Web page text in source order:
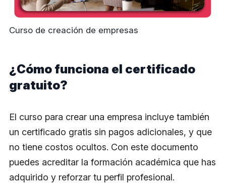
Curso de creación de empresas
¿Cómo funciona el certificado
gratuito?
El curso para crear una empresa incluye también
un certificado gratis sin pagos adicionales, y que
no tiene costos ocultos. Con este documento
puedes acreditar la formación académica que has
adquirido y reforzar tu perfil profesional.